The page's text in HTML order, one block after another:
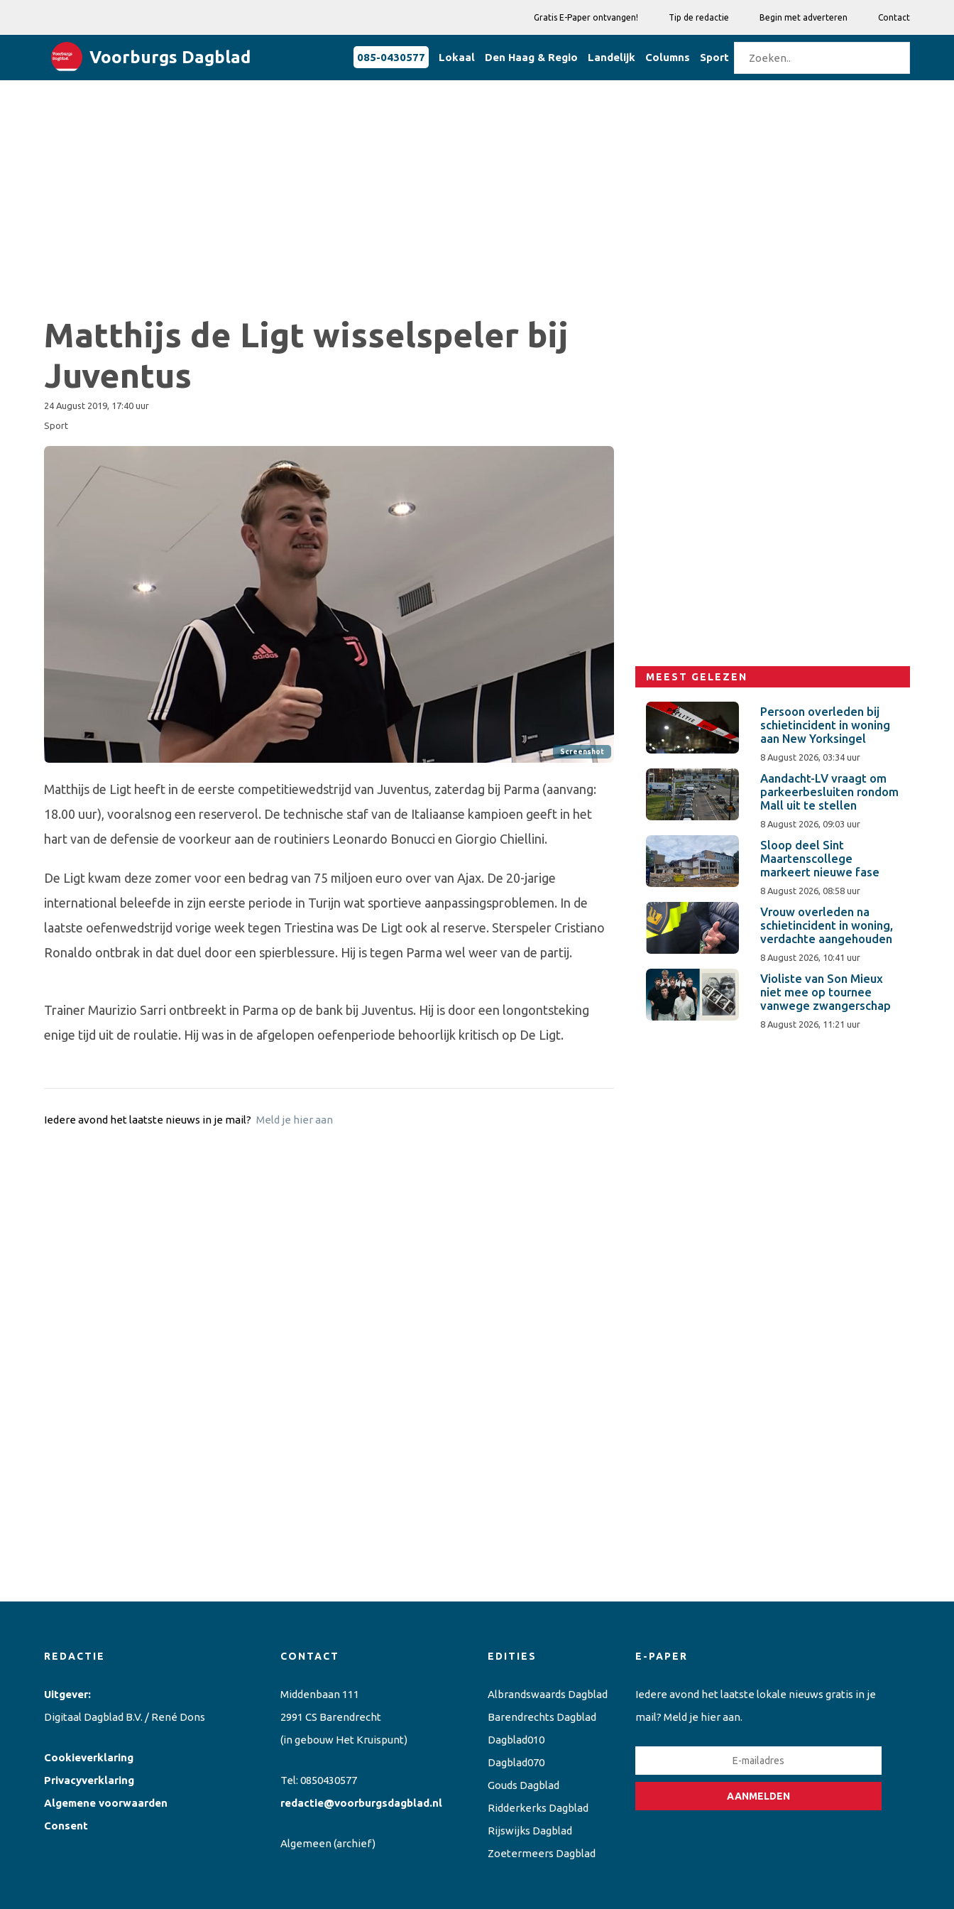
Gratis E-Paper ontvangen! Tip de redactie Begin met adverteren Contact
Voorburgs Dagblad 085-0430577 Lokaal Den Haag & Regio Landelijk Columns Sport
Matthijs de Ligt wisselspeler bij
Juventus
24 August 2019, 17:40 uur
Sport
Screenshot
Matthijs de Ligt heeft in de eerste competitiewedstrijd van Juventus, zaterdag bij Parma (aanvang:
18.00 uur), vooralsnog een reserverol. De technische staf van de Italiaanse kampioen geeft in het
hart van de defensie de voorkeur aan de routiniers Leonardo Bonucci en Giorgio Chiellini.
De Ligt kwam deze zomer voor een bedrag van 75 miljoen euro over van Ajax. De 20-jarige
international beleefde in zijn eerste periode in Turijn wat sportieve aanpassingsproblemen. In de
laatste oefenwedstrijd vorige week tegen Triestina was De Ligt ook al reserve. Sterspeler Cristiano
Ronaldo ontbrak in dat duel door een spierblessure. Hij is tegen Parma wel weer van de partij.
Trainer Maurizio Sarri ontbreekt in Parma op de bank bij Juventus. Hij is door een longontsteking
enige tijd uit de roulatie. Hij was in de afgelopen oefenperiode behoorlijk kritisch op De Ligt.
Iedere avond het laatste nieuws in je mail? Meld je hier aan
MEEST GELEZEN
Persoon overleden bij
schietincident in woning
aan New Yorksingel
8 August 2026, 03:34 uur
Aandacht-LV vraagt om
parkeerbesluiten rondom
Mall uit te stellen
8 August 2026, 09:03 uur
Sloop deel Sint
Maartenscollege
markeert nieuwe fase
8 August 2026, 08:58 uur
Vrouw overleden na
schietincident in woning,
verdachte aangehouden
8 August 2026, 10:41 uur
Violiste van Son Mieux
niet mee op tournee
vanwege zwangerschap
8 August 2026, 11:21 uur
REDACTIE
Uitgever:
Digitaal Dagblad B.V. / René Dons
Cookieverklaring
Privacyverklaring
Algemene voorwaarden
Consent
CONTACT
Middenbaan 111
2991 CS Barendrecht
(in gebouw Het Kruispunt)
Tel: 0850430577
redactie@voorburgsdagblad.nl
Algemeen(archief)
EDITIES
Albrandswaards Dagblad
Barendrechts Dagblad
Dagblad010
Dagblad070
Gouds Dagblad
Ridderkerks Dagblad
Rijswijks Dagblad
Zoetermeers Dagblad
E-PAPER
Iedere avond het laatste lokale nieuws gratis in je
mail? Meld je hier aan.